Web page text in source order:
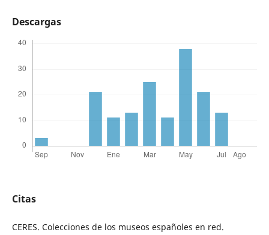
Descargas
Citas
CERES. Colecciones de los museos españoles en red.